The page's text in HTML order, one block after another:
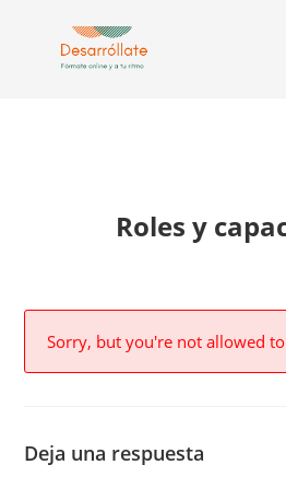
Roles y
Sorry, but you're not allowed
Deja una respuesta